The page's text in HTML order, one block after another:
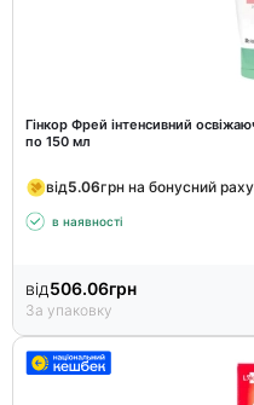
Гінкор Фрей інтенсивний
по 150 мл
від5.06грн на бонусний
в наявності
від506.06грн
За упаковку